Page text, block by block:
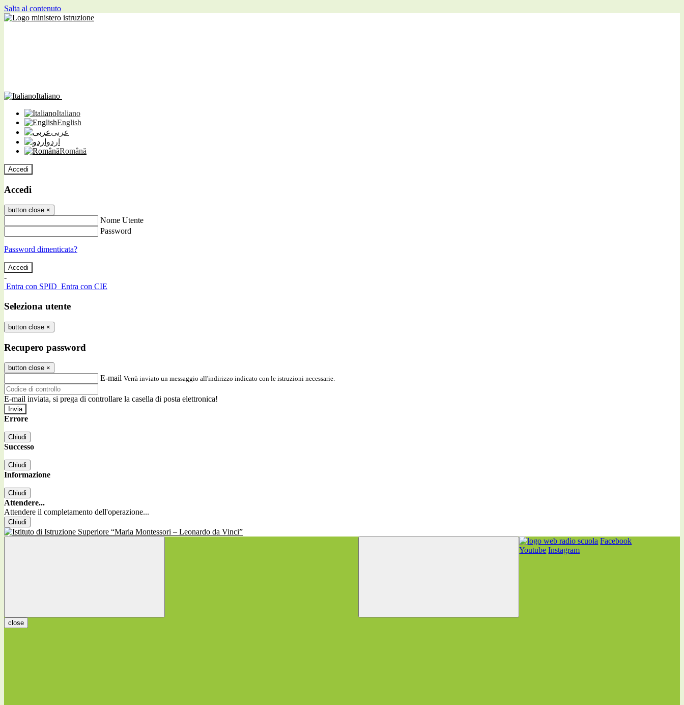
Salta al contenuto
Italiano
Italiano
English
عربى
اردو
Română
Accedi
Accedi
button close ×
Nome Utente
Password
Password dimenticata?
-
Entra con SPID Entra con CIE
Seleziona utente
button close ×
Recupero password
button close ×
E-mail Verrà inviato un messaggio all'indirizzo indicato con le istruzioni necessarie.
E-mail inviata, si prega di controllare la casella di posta elettronica!
Errore
Chiudi
Successo
Chiudi
Informazione
Chiudi
Attendere...
Attendere il completamento dell'operazione...
Chiudi
Facebook
Youtube Instagram
close